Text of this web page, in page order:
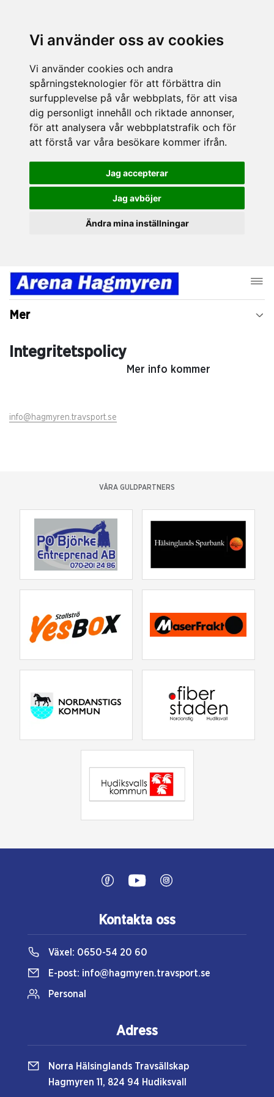
Vi använder oss av cookies
Vi använder cookies och andra
spårningsteknologier för att förbättra din
surfupplevelse på vår webbplats, för att visa
dig personligt innehåll och riktade annonser,
för att analysera vår webbplatstrafik och för
att förstå var våra besökare kommer ifrån.
Jag accepterar
Jag avböjer
Ändra mina inställningar
Mer
Integritetspolicy
Mer info kommer
info@hagmyren.travsport.se
VÅRA GULDPARTNERS
Kontakta oss
Växel: 0650-54 20 60
E-post: info@hagmyren.travsport.se
Personal
Adress
Norra Hälsinglands Travsällskap
Hagmyren 11, 824 94 Hudiksvall